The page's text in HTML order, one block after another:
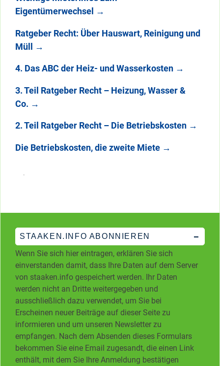
Eigentümerwechsel →
Ratgeber Recht: Über Hauswart, Reinigung und
Müll →
4. Das ABC der Heiz- und Wasserkosten →
3. Teil Ratgeber Recht – Heizung, Wasser &
Co. →
2. Teil Ratgeber Recht – Die Betriebskosten →
Die Betriebskosten, die zweite Miete →
STAAKEN.INFO ABONNIEREN
Wenn Sie sich hier eintragen, erklären Sie sich
einverstanden damit, dass Ihre Daten auf dem Server
von staaken.info gespeichert werden. Ihr Daten
werden nicht an Dritte weitergegeben und
ausschließlich dazu verwendet, um Sie bei
Erscheinen neuer Beiträge auf dieser Seite zu
informieren und um unseren Newsletter zu
empfangen. Nach dem Absenden dieses Formulars
bekommen Sie eine Email zugesandt, die einen Link
enthält, mit dem Sie Ihre Anmeldung bestätigen